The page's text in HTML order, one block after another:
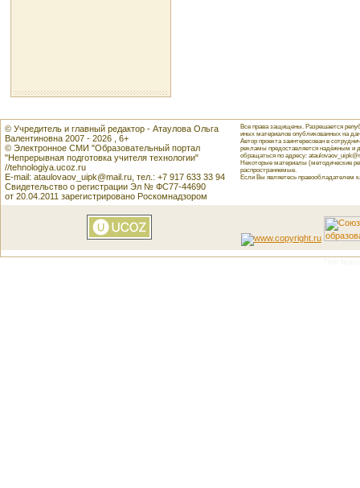
© Учредитель и главный редактор - Атаулова Ольга
Валентиновна 2007 - 2026 , 6+
© Электронное СМИ "Образовательный портал
"Непрерывная подготовка учителя технологии"
//tehnologiya.ucoz.ru
E-mail: ataulovaov_uipk@mail.ru, тел.: +7 917 633 33 94
Свидетельство о регистрации Эл № ФС77-44690
от 20.04.2011 зарегистрировано Роскомнадзором
Все права защищены. Разрешается
иных материалов опубликованных на
Автор проекта заинтересован в
рекламы предоставляется надёжным и
обращаться по адресу:
Некоторые материалы (методические
распространяемые.
Если Вы являетесь правообладателем